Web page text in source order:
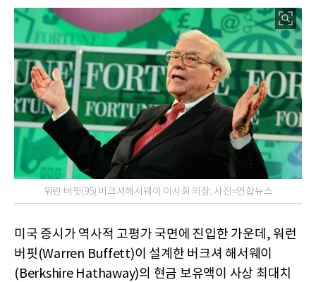
워런 버핏(95) 버크셔해서웨이 이사회 의장. 사진=연합뉴스
미국 증시가 역사적 고평가 국면에 진입한 가운데, 워런
버핏(Warren Buffett)이 설계한 버크셔 해서웨이
(Berkshire Hathaway)의 현금 보유액이 사상 최대치